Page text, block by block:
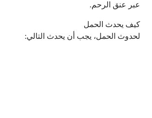
عبر عنق الرحم.
كيف يحدث الحمل
لحدوث الحمل، يجب أن يحدث التالي: